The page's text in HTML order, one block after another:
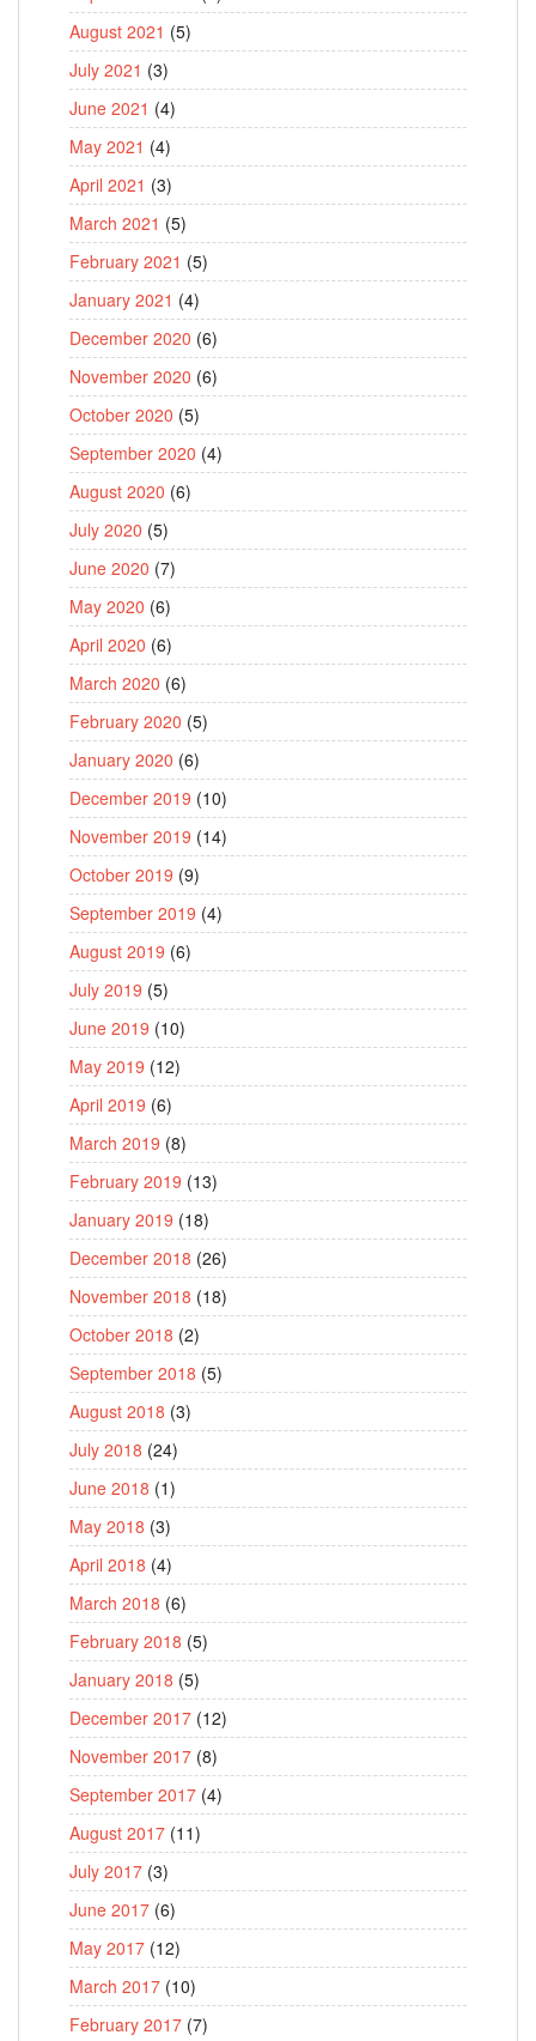
August 2021 (5)
July 2021 (3)
June 2021 (4)
May 2021 (4)
April 2021 (3)
March 2021 (5)
February 2021 (5)
January 2021 (4)
December 2020 (6)
November 2020 (6)
October 2020 (5)
September 2020 (4)
August 2020 (6)
July 2020 (5)
June 2020 (7)
May 2020 (6)
April 2020 (6)
March 2020 (6)
February 2020 (5)
January 2020 (6)
December 2019 (10)
November 2019 (14)
October 2019 (9)
September 2019 (4)
August 2019 (6)
July 2019 (5)
June 2019 (10)
May 2019 (12)
April 2019 (6)
March 2019 (8)
February 2019 (13)
January 2019 (18)
December 2018 (26)
November 2018 (18)
October 2018 (2)
September 2018 (5)
August 2018 (3)
July 2018 (24)
June 2018 (1)
May 2018 (3)
April 2018 (4)
March 2018 (6)
February 2018 (5)
January 2018 (5)
December 2017 (12)
November 2017 (8)
September 2017 (4)
August 2017 (11)
July 2017 (3)
June 2017 (6)
May 2017 (12)
March 2017 (10)
February 2017 (7)